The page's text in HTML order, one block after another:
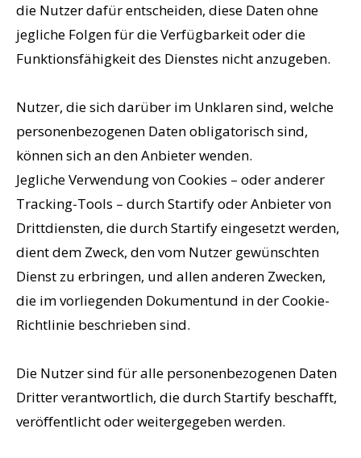
die Nutzer dafür entscheiden, diese Daten ohne
jegliche Folgen für die Verfügbarkeit oder die
Funktionsfähigkeit des Dienstes nicht anzugeben.
Nutzer, die sich darüber im Unklaren sind, welche
personenbezogenen Daten obligatorisch sind,
können sich an den Anbieter wenden.
Jegliche Verwendung von Cookies – oder anderer
Tracking-Tools – durch Startify oder Anbieter von
Drittdiensten, die durch Startify eingesetzt werden,
dient dem Zweck, den vom Nutzer gewünschten
Dienst zu erbringen, und allen anderen Zwecken,
die im vorliegenden Dokumentund in der Cookie-
Richtlinie beschrieben sind.
Die Nutzer sind für alle personenbezogenen Daten
Dritter verantwortlich, die durch Startify beschafft,
veröffentlicht oder weitergegeben werden.